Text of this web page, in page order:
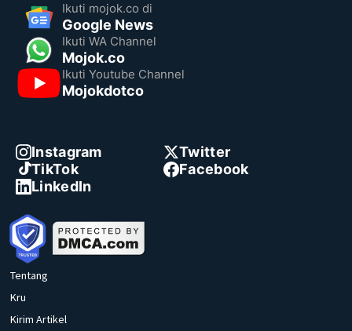
Ikuti mojok.co di
Google News
Ikuti WA Channel
Mojok.co
Ikuti Youtube Channel
Mojokdotco
Instagram
Twitter
TikTok
Facebook
LinkedIn
Tentang
Kru
Kirim Artikel